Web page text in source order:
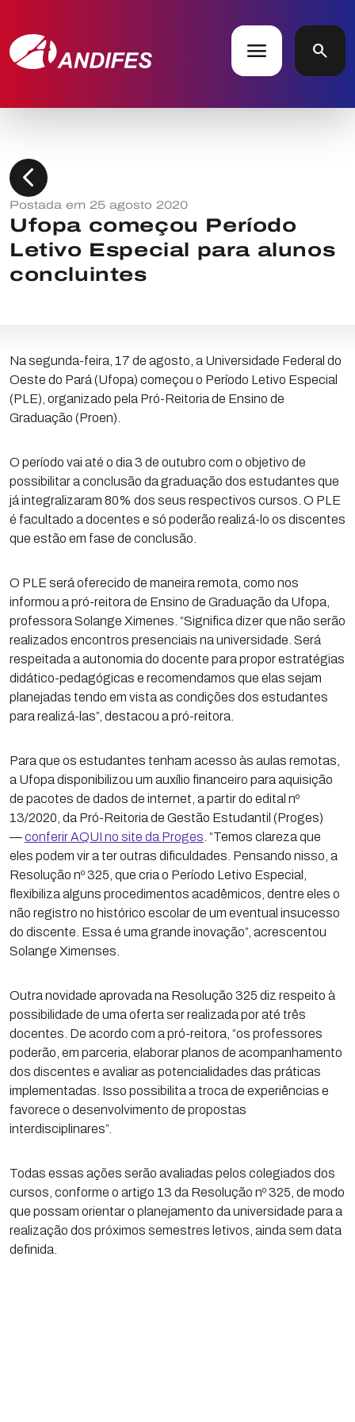
menu search
chevron_left
Postada em 25 agosto 2020
Ufopa começou Período
Letivo Especial para alunos
concluintes
Na segunda-feira, 17 de agosto, a Universidade Federal do
Oeste do Pará (Ufopa) começou o Período Letivo Especial
(PLE), organizado pela Pró-Reitoria de Ensino de
Graduação (Proen).
O período vai até o dia 3 de outubro com o objetivo de
possibilitar a conclusão da graduação dos estudantes que
já integralizaram 80% dos seus respectivos cursos. O PLE
é facultado a docentes e só poderão realizá-lo os discentes
que estão em fase de conclusão.
O PLE será oferecido de maneira remota, como nos
informou a pró-reitora de Ensino de Graduação da Ufopa,
professora Solange Ximenes. “Significa dizer que não serão
realizados encontros presenciais na universidade. Será
respeitada a autonomia do docente para propor estratégias
didático-pedagógicas e recomendamos que elas sejam
planejadas tendo em vista as condições dos estudantes
para realizá-las”, destacou a pró-reitora.
Para que os estudantes tenham acesso às aulas remotas,
a Ufopa disponibilizou um auxílio financeiro para aquisição
de pacotes de dados de internet, a partir do edital nº
13/2020, da Pró-Reitoria de Gestão Estudantil (Proges)
—conferir AQUI no site da Proges . “Temos clareza que
eles podem vir a ter outras dificuldades. Pensando nisso, a
Resolução nº 325, que cria o Período Letivo Especial,
flexibiliza alguns procedimentos acadêmicos, dentre eles o
não registro no histórico escolar de um eventual insucesso
do discente. Essa é uma grande inovação”, acrescentou
Solange Ximenses.
Outra novidade aprovada na Resolução 325 diz respeito à
possibilidade de uma oferta ser realizada por até três
docentes. De acordo com a pró-reitora, “os professores
poderão, em parceria, elaborar planos de acompanhamento
dos discentes e avaliar as potencialidades das práticas
implementadas. Isso possibilita a troca de experiências e
favorece o desenvolvimento de propostas
interdisciplinares”.
Todas essas ações serão avaliadas pelos colegiados dos
cursos, conforme o artigo 13 da Resolução nº 325, de modo
que possam orientar o planejamento da universidade para a
realização dos próximos semestres letivos, ainda sem data
definida.